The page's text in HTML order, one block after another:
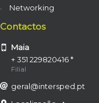
Networking
Contactos
Maia
+ 351 229820416 *
Filial
geral@intersped.pt